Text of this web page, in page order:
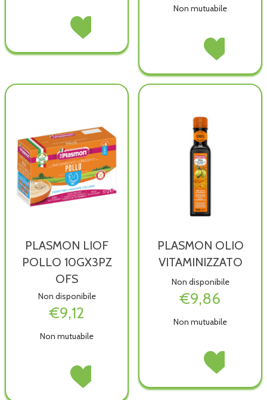
PLASMON
10GX3PZ
è
Acquista PLASMON
LIOF
10GX3PZ
wishlist
Non mutuabile
PLASMON
10GX3PZ
disponibile
Acquista
LIOF
10GX3PZ
PLASMON LIOF
POLLO 10GX3PZ
OFS
Non disponibile
€9,12
Non mutuabile
PLASMONAcquista PLASMON
LIOF
PLASMON OLIO
VITAMINIZZATO
Non disponibile
€9,86
Non mutuabile
PLASMON
è
Acquista
OLIO
VITAMINIZZATO
wishlist